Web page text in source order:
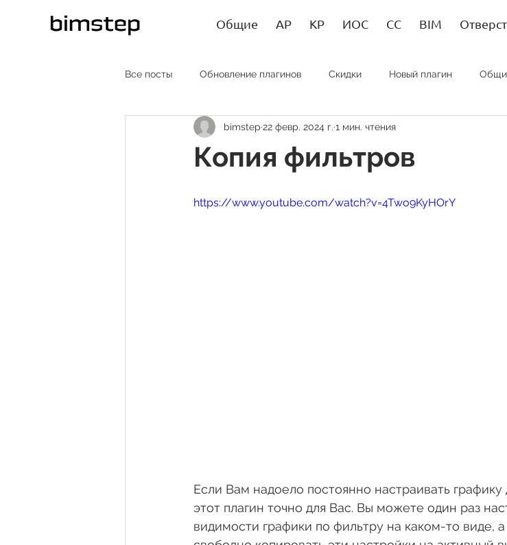
Общие АР КР ИОС СС BIM
Все посты Обновление плагинов Скидки Новый плагин
AR EN AR SP Bim RU Bim EN
Копия фильтров
bimstep 22 февр. 2024 г. 1 мин. чтения
https://www.youtube.com/watch?v=4Two9KyHOrY
Если Вам надоело постоянно настраивать графику
этот плагин точно для Вас. Вы можете один раз
видимости графики по фильтру на каком-то виде,